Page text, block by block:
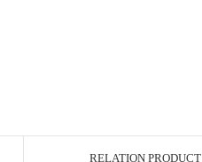
RELATION PRODUCT